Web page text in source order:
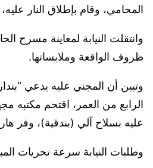
المحامي، وقام بإطلاق النار
وانتقلت النيابة لمعاينة مسرح
ظروف الواقعة وملابساتها.
وتبين أن المجني عليه يدعي
الرابع من العمر، اقتحم مكتبه
عليه بسلاح آلي (بندقية)، وفر
وطلبات النيابة سرعة تحريات